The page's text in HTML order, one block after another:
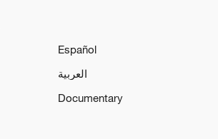
Español
العربية
Documentary